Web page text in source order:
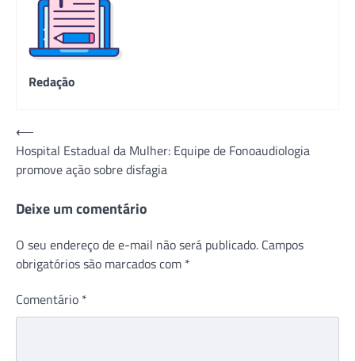
Redação
Navegação
de
Post
⟵
Hospital Estadual da Mulher: Equipe de Fonoaudiologia
promove ação sobre disfagia
Deixe um comentário
O seu endereço de e-mail não será publicado. Campos
obrigatórios são marcados com *
Comentário *